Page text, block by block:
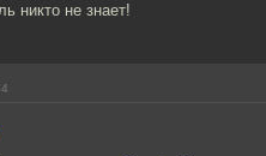
никто не знает!